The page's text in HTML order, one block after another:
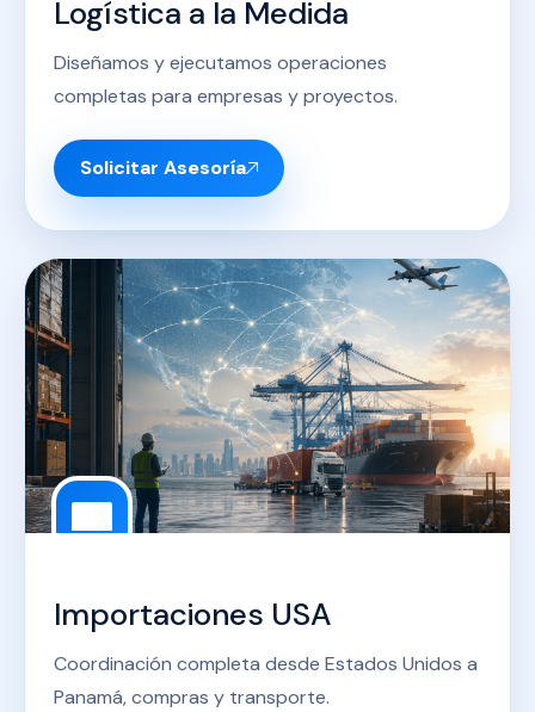
Logística a la Medida
Diseñamos y ejecutamos operaciones
completas para empresas y proyectos.
Solicitar Asesoría
Importaciones USA
Coordinación completa desde Estados Unidos a
Panamá, compras y transporte.